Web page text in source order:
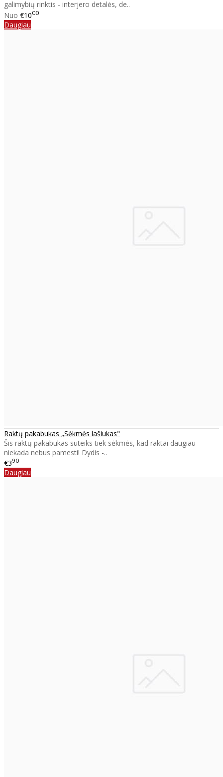
galimybių rinktis - interjero detalės, de..
Nuo €1000
Daugiau
Raktų pakabukas „Sėkmės lašiukas"
Šis raktų pakabukas suteiks tiek sėkmės, kad raktai daugiau
niekada nebus pamesti! Dydis -..
€390
Daugiau